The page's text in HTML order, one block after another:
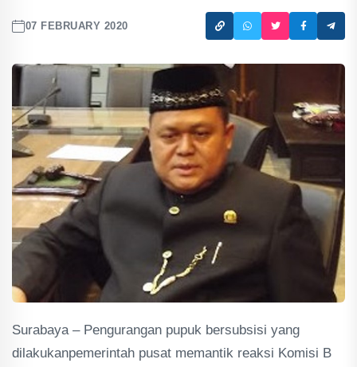
07 FEBRUARY 2020
Surabaya – Pengurangan pupuk bersubsisi yang
dilakukanpemerintah pusat memantik reaksi Komisi B